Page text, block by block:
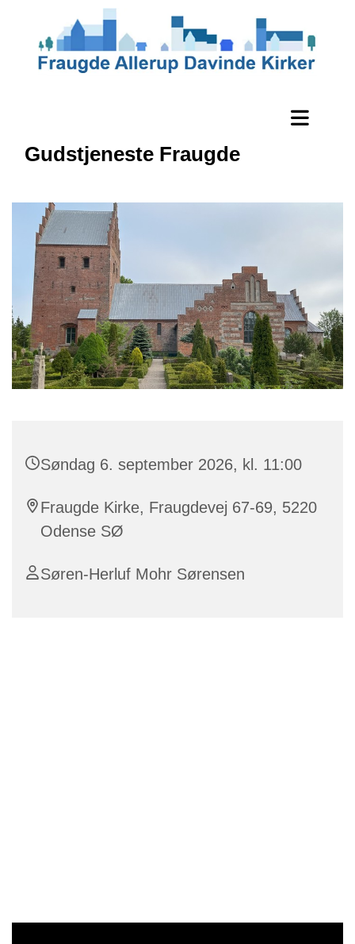
Gudstjeneste Fraugde
Søndag 6. september 2026, kl. 11:00
Fraugde Kirke, Fraugdevej 67-69, 5220
Odense SØ
Søren-Herluf Mohr Sørensen